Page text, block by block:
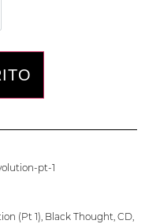
pt-1
(Pt 1), Black Thought, CD,